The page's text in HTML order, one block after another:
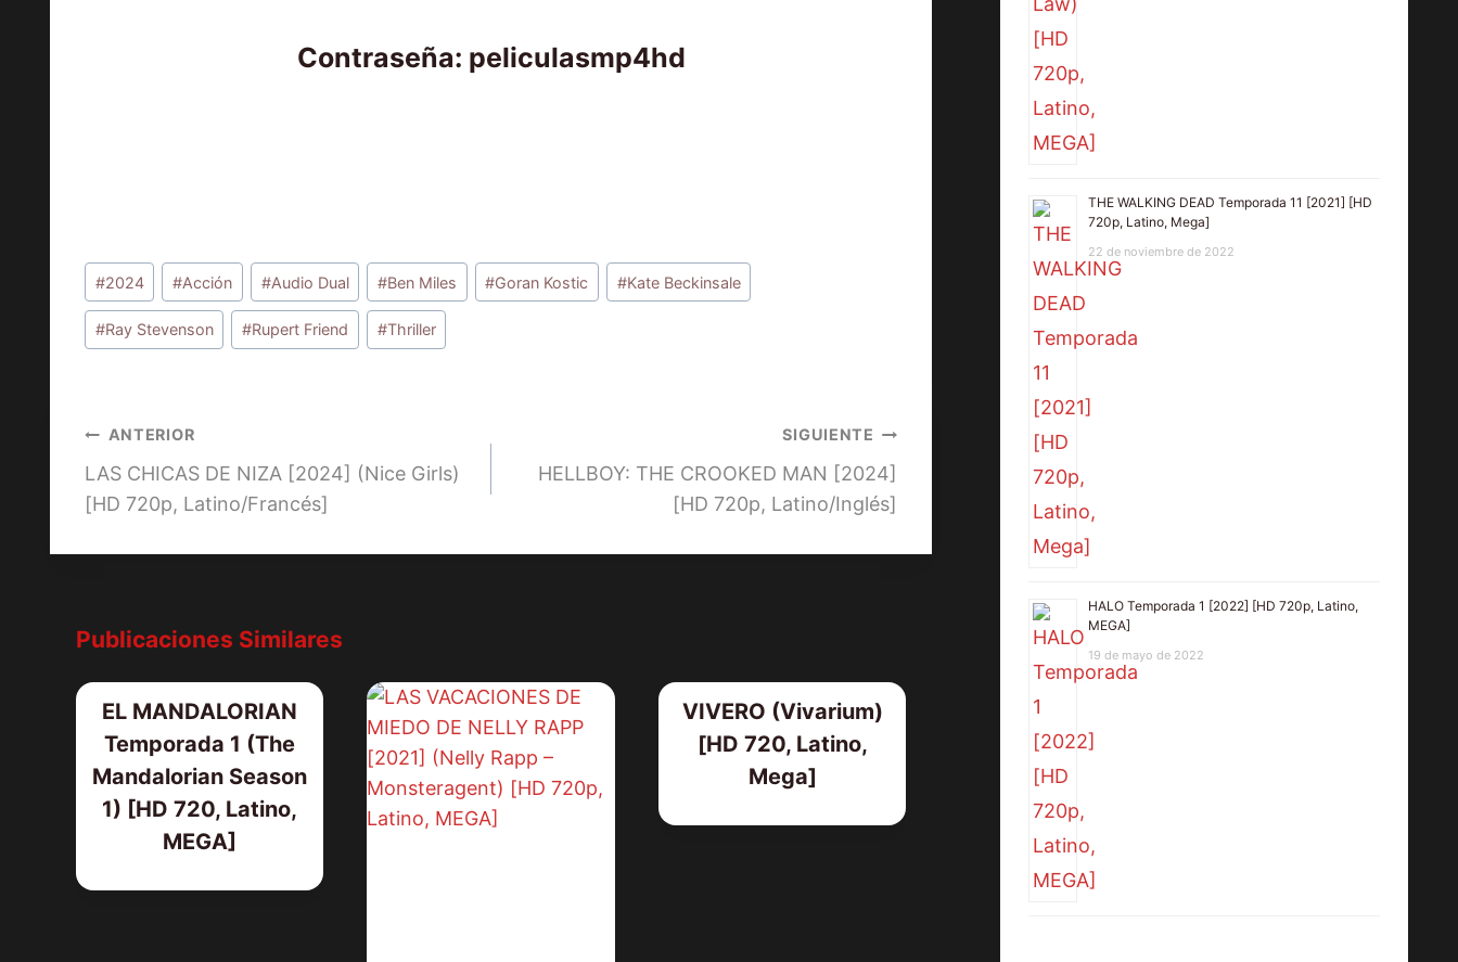
Contraseña: peliculasmp4hd
Etiquetas
de
la
#2024 #Acción #Audio Dual #Ben Miles #Goran Kostic #Kate Beckinsale
#Ray Stevenson #Rupert Friend #Thriller
Navegación
de
ANTERIOR
LAS CHICAS DE NIZA [2024] (Nice Girls)
[HD 720p, Latino/Francés]
SIGUIENTE
HELLBOY: THE CROOKED MAN [2024]
[HD 720p, Latino/Inglés]
Publicaciones Similares
EL MANDALORIAN
Temporada 1 (The
Mandalorian Season
1) [HD 720, Latino,
MEGA]
VIVERO (Vivarium)
[HD 720, Latino,
Mega]
THE WALKING DEAD Temporada 11 [2021] [HD
720p, Latino, Mega]
22 de noviembre de 2022
HALO Temporada 1 [2022] [HD 720p, Latino,
MEGA]
19 de mayo de 2022